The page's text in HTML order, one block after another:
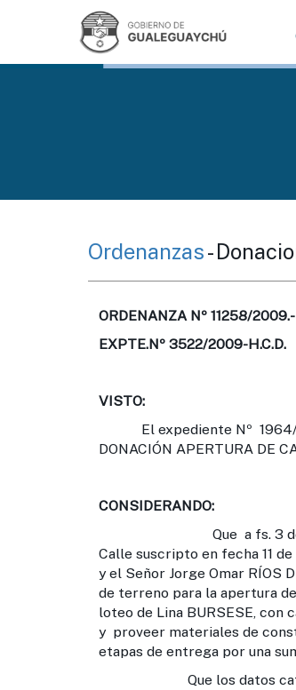
Ordenanzas-
ORDENANZA Nº 11258/2009.-
EXPTE.Nº 3522/2009-H.C.D.
VISTO:
El expediente Nº 1964/09
DONACIÓN APERTURA DE
CONSIDERANDO:
Que a fs. 3 de las
Calle suscripto en fecha 11
y el Señor Jorge Omar RÍOS
de terreno para la apertura
loteo de Lina BURSESE, con
y proveer materiales de
etapas de entrega por una
Que los datos